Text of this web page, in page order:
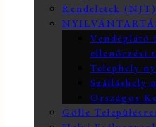
Rendeletek (NJT)
Vendéglátó
ellenőrzési
Telephely
Szálláshely
Országos
Gölle